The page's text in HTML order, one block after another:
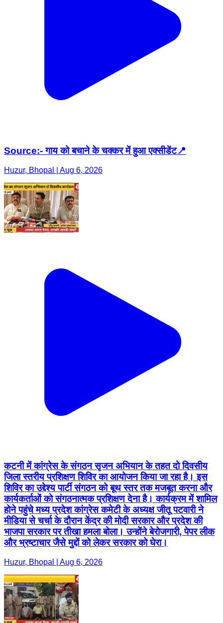
Source:- गाय को बचाने के चक्कर में हुआ एक्सीडेंट📍
Huzur, Bhopal | Aug 6, 2026
कटनी में कांग्रेस के संगठन सृजन अभियान के तहत दो दिवसीय
जिला स्तरीय प्रशिक्षण शिविर का आयोजन किया जा रहा है। इस
शिविर का उद्देश्य पार्टी संगठन को बूथ स्तर तक मजबूत करना और
कार्यकर्ताओं को संगठनात्मक प्रशिक्षण देना है। कार्यक्रम में शामिल
होने पहुंचे मध्य प्रदेश कांग्रेस कमेटी के अध्यक्ष जीतू पटवारी ने
मीडिया से चर्चा के दौरान केंद्र की मोदी सरकार और प्रदेश की
भाजपा सरकार पर तीखा हमला बोला। उन्होंने बेरोजगारी, पेपर लीक
और भ्रष्टाचार जैसे मुद्दों को लेकर सरकार को घेरा।
Huzur, Bhopal | Aug 6, 2026